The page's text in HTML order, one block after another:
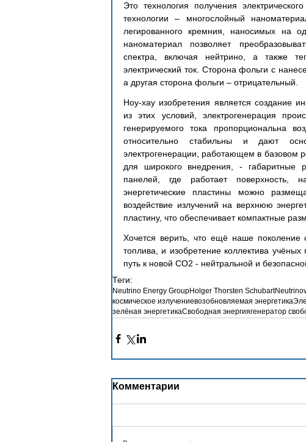
Это технология получения
технологии – многослойный
легированного кремния, наносимых на
наноматериал позволяет
спектра, включая нейтрино, а также
электрический ток. Сторона фольги с
а другая сторона фольги – отрицательный.
Ноу-хау изобретения является создание
из этих условий, электрогенерация
генерируемого тока пропорциональна
относительно стабильны и дают
электрогенерации, работающем в базовом
для широкого внедрения, - габаритные
панелей, где работает поверхность,
энергетические пластины можно
воздействие излучений на верхнюю
пластину, что обеспечивает компактные
Хочется верить, что ещё наше поколение
топлива, и изобретение коллектива
путь к новой CO2 - нейтральной и
Теги:
Neutrino Energy GroupHolger Thorsten Schubart
космическое излучениевозобновляемая энергетика
зелёная энергетикаСвободная энергиягенератор
Комментарии